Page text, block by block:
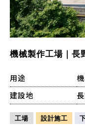
機械製作工場｜長
用途
建設地
工場 設計施工